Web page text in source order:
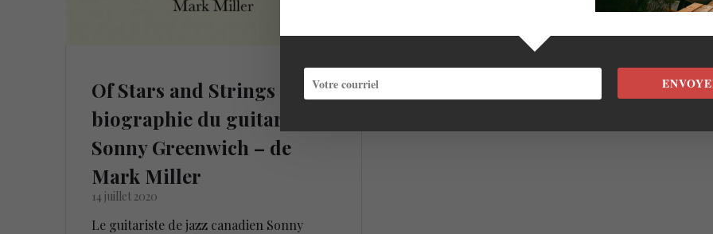
Of Stars and Strings – une
biographie du guitariste
Sonny Greenwich – de
Mark Miller
14 juillet 2020
Le guitariste de jazz canadien Sonny